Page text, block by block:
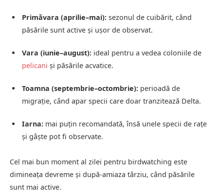
Primăvara (aprilie–mai): sezonul de cuibărit, când
păsările sunt active și ușor de observat.
Vara (iunie–august): ideal pentru a vedea coloniile de
pelicani și păsările acvatice.
Toamna (septembrie–octombrie): perioadă de
migrație, când apar specii care doar tranzitează Delta.
Iarna: mai puțin recomandată, însă unele specii de rațe
și gâște pot fi observate.
Cel mai bun moment al zilei pentru birdwatching este
dimineața devreme și după-amiaza târziu, când păsările
sunt mai active.